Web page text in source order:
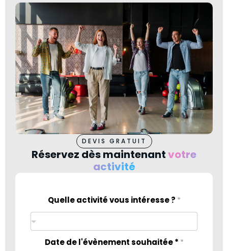
DEVIS GRATUIT
Réservez dès maintenantvotre
activité
Quelle activité vous intéresse ? *
Date de l'évènement souhaitée * *